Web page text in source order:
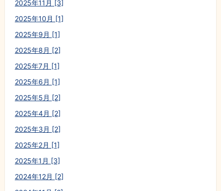
2025年11月 [3]
2025年10月 [1]
2025年9月 [1]
2025年8月 [2]
2025年7月 [1]
2025年6月 [1]
2025年5月 [2]
2025年4月 [2]
2025年3月 [2]
2025年2月 [1]
2025年1月 [3]
2024年12月 [2]